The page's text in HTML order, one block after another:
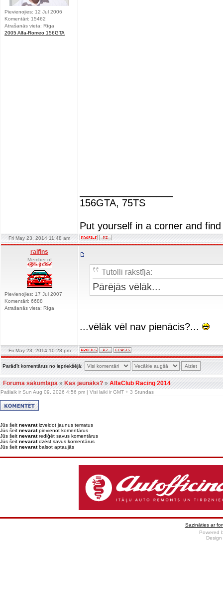
Pievienojies: 12 Jul 2006
Komentāri: 15462
Atrašanās vieta: Rīga
2005 Alfa-Romeo 156GTA
156GTA, 75TS
Put yourself in a corner and
Fri May 23, 2014 11:48 am
ralfins
Member of
Pievienojies: 17 Jul 2007
Komentāri: 6688
Atrašanās vieta: Rīga
Tutolli rakstīja:
Pārējās vēlāk...
...vēlāk vēl nav pienācis?...
Fri May 23, 2014 10:28 pm
Parādīt komentārus no iepriekšējā:
Foruma sākumlapa»Kas jaunāks?»AlfaClub Racing 2014
Pašlaik ir Sun Aug 09, 2026 4:56 pm | Visi laiki ir GMT + 3 Stundas
Jūs šeit nevaratizveidot jaunus tematus
Jūs šeit nevaratpievienot komentārus
Jūs šeit nevaratrediģēt savus komentārus
Jūs šeit nevaratdzēst savus komentārus
Jūs šeit nevaratbalsot aptaujās
Sazināties ar
Powered